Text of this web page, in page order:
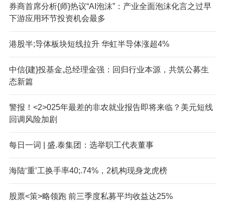
券商首席分析{师}热议“AI泡沫”：产业全面泡沫化言之过早
下游应用环节投资机会最多
港股半;导体板块短线拉升 华虹半导体涨超4%
中信{建}投基金,总经理金强：回归行业本源，共筑公募生
态新篇
警报！<2>025年最差的非农就业报告即将来临？美元短线
回调风险加剧
每日一词 | 盛.泰集团：选举职工代表董事
海陆‘重’工换手率40;.74%，2机构现身龙虎榜
股票<策>略领跑 前三季度私募平均收益达25%